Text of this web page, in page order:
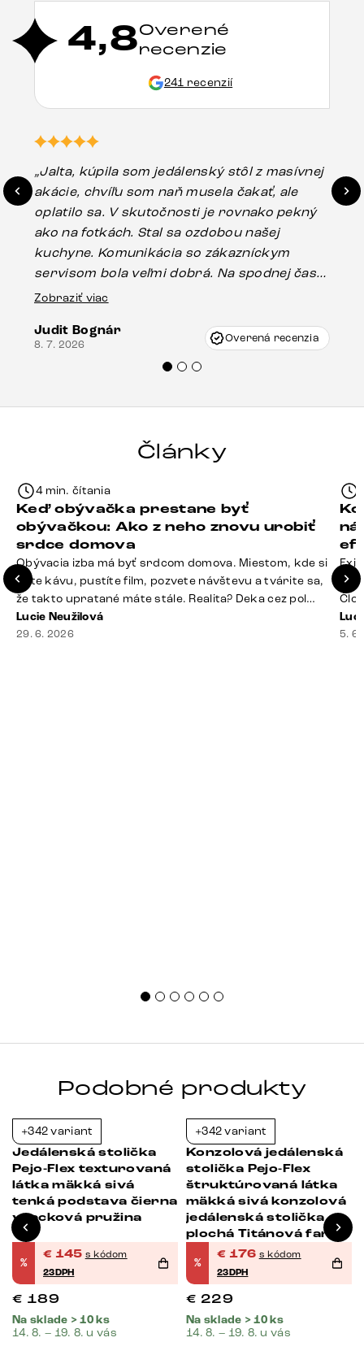
4,8Overené
recenzie
241 recenzií
„Jalta, kúpila som jedálenský stôl z masívnej
akácie, chvíľu som naň musela čakať, ale
oplatilo sa. V skutočnosti je rovnako pekný
ako na fotkách. Stal sa ozdobou našej
kuchyne. Komunikácia so zákazníckym
servisom bola veľmi dobrá. Na spodnej časti
stola bolo malé poškodenie, pravdepodobne
Vincze pri riešení mojej záležitosti pristúpili
veľmi korektne. Odporúčam produkty Delife
Zobraziť viac
Judit Bognár
8. 7. 2026 Overená recenzia
Články
4 min. čítania
Keď obývačka prestane byť
obývačkou: Ako z neho znovu urobiť
srdce domova
Obývacia izba má byť srdcom domova. Miestom, kde si
dáte kávu, pustíte film, pozvete návštevu a tvárite sa,
že takto upratané máte stále. Realita? Deka cez pol
sedačky, ovládač záhadne zmizol, konferenčný stolík
slúži ako odkladisko všetkého od účteniek po balzam
Lucie Neužilová
29. 6. 2026
si
5.
Podobné produkty
+342 variant
Jedálenská stolička
Pejo-Flex texturovaná
látka mäkká sivá
tenká podstava čierna
vrecková pružina
%
€ 145 s kódom
23DPH
€ 189
Na sklade > 10 ks
14. 8. – 19. 8. u vás
+342 variant
Konzolová jedálenská
stolička Pejo-Flex
štruktúrovaná látka
mäkká sivá konzolová
jedálenská stolička
plochá Titánová farba
vrecková pružina
%
€ 176 s kódom
23DPH
€ 229
Na sklade > 10 ks
14. 8. – 19. 8. u vás